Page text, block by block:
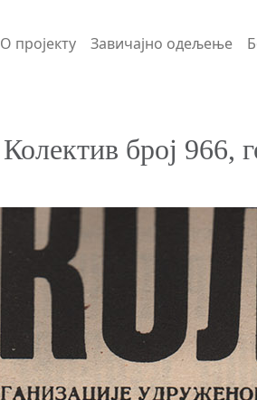
О пројекту Завичајно одељење
Колектив број 966,